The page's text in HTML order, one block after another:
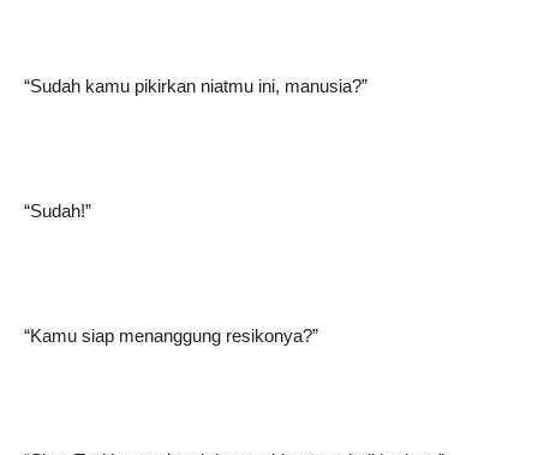
“Sudah kamu pikirkan niatmu ini, manusia?”
“Sudah!”
“Kamu siap menanggung resikonya?”